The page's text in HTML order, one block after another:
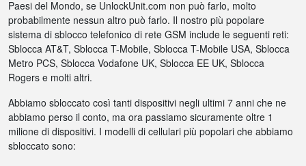
Paesi del Mondo, se UnlockUnit.com non può farlo, molto
probabilmente nessun altro può farlo. Il nostro più popolare
sistema di sblocco telefonico di rete GSM include le seguenti reti:
Sblocca AT&T, Sblocca T-Mobile, Sblocca T-Mobile USA, Sblocca
Metro PCS, Sblocca Vodafone UK, Sblocca EE UK, Sblocca
Rogers e molti altri.
Abbiamo sbloccato così tanti dispositivi negli ultimi 7 anni che ne
abbiamo perso il conto, ma ora passiamo sicuramente oltre 1
milione di dispositivi. I modelli di cellulari più popolari che abbiamo
sbloccato sono: